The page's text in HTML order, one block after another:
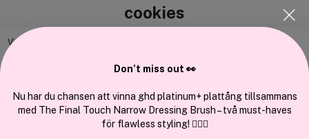
cookies
Vi använder enhetsidentifierare för att anpassa innehållet och
och annan information från din enhet till de sociala medier och annons-
och analysföretag som vi samarbetar med. Dessa kan i sin tur
kombinera informationen med annan information som du har
Don’t miss out 👀
Nu har du chansen att vinna ghd platinum+ plattång tillsammans
med The Final Touch Narrow Dressing Brush – två must-haves
för flawless styling! 💇‍♀️✨